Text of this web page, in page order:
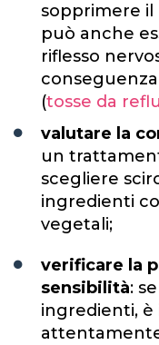
sopprimere il
può anche
riflesso
(tosse da
valutare la
un
scegliere
ingredienti
vegetali;
verificare la
sensibilità:
ingredienti,